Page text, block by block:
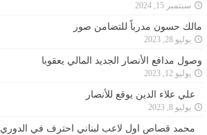
سبتمبر 15, 2024
مالك حسون مدرباً للتضامن صور
يوليو 28, 2023
وصول مدافع الأنصار الجديد المالي يعقوبا
يوليو 12, 2023
علي علاء الدين يوقع للأنصار
يوليو 8, 2023
محمد قصاص اول لاعب لبناني احترف في الدوري